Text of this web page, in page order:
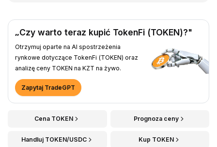
„Czy warto teraz kupić TokenFi (TOKEN)?"
Otrzymuj oparte na AI spostrzeżenia
rynkowe dotyczące TokenFi (TOKEN) oraz
analizę ceny TOKEN na KZT na żywo.
Zapytaj TradeGPT
Cena TOKEN Prognoza ceny
Handluj TOKEN/USDC Kup TOKEN